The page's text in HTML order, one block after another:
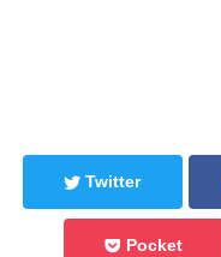
Twitter
Pocket